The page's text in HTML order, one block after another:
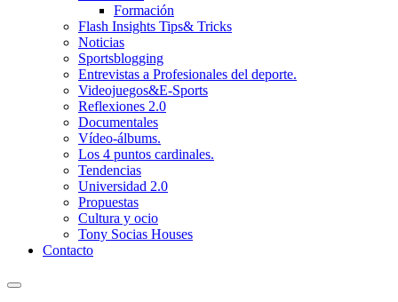
Formación
Flash Insights Tips& Tricks
Noticias
Sportsblogging
Entrevistas a Profesionales del deporte.
Videojuegos&E-Sports
Reflexiones 2.0
Documentales
Vídeo-álbums.
Los 4 puntos cardinales.
Tendencias
Universidad 2.0
Propuestas
Cultura y ocio
Tony Socias Houses
Contacto
Alternar